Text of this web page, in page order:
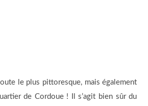
le plus pittoresque, mais également
de Cordoue ! Il s’agit bien sûr du